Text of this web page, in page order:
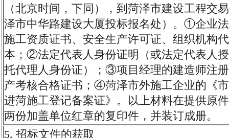
（北京时间，下同），到菏泽市建设工程交
泽市中华路建设大厦投标报名处）。①企业
施工资质证书、安全生产许可证、组织机构
本；②法定代表人身份证明（或法定代表人
托代理人身份证）；③项目经理的建造师注
产考核合格证书；④菏泽市外施工企业的《
进菏施工登记备案证》。以上材料在提供原
两份加盖单位红章的复印件，并装订成册。
5. 招标文件的获取